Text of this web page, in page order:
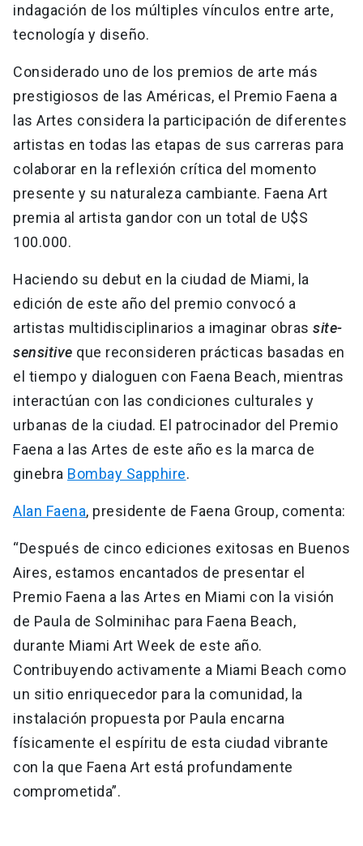
indagación de los múltiples vínculos entre arte,
tecnología y diseño.
Considerado uno de los premios de arte más
prestigiosos de las Américas, el Premio Faena a
las Artes considera la participación de diferentes
artistas en todas las etapas de sus carreras para
colaborar en la reflexión crítica del momento
presente y su naturaleza cambiante. Faena Art
premia al artista gandor con un total de U$S
100.000.
Haciendo su debut en la ciudad de Miami, la
edición de este año del premio convocó a
artistas multidisciplinarios a imaginar obras site-
sensitive que reconsideren prácticas basadas en
el tiempo y dialoguen con Faena Beach, mientras
interactúan con las condiciones culturales y
urbanas de la ciudad. El patrocinador del Premio
Faena a las Artes de este año es la marca de
ginebra Bombay Sapphire.
Alan Faena, presidente de Faena Group, comenta:
“Después de cinco ediciones exitosas en Buenos
Aires, estamos encantados de presentar el
Premio Faena a las Artes en Miami con la visión
de Paula de Solminihac para Faena Beach,
durante Miami Art Week de este año.
Contribuyendo activamente a Miami Beach como
un sitio enriquecedor para la comunidad, la
instalación propuesta por Paula encarna
físicamente el espíritu de esta ciudad vibrante
con la que Faena Art está profundamente
comprometida”.